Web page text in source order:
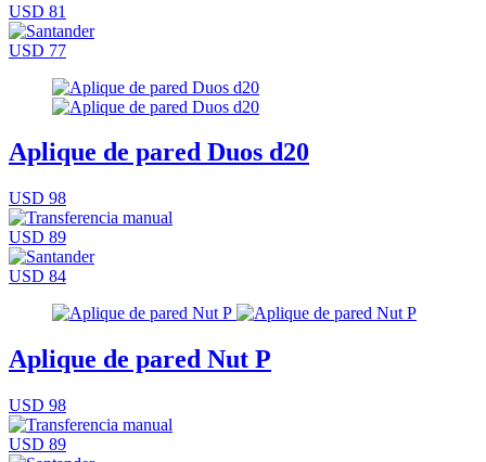
USD 81
USD 77
Aplique de pared Duos d20
USD 98
USD 89
USD 84
Aplique de pared Nut P
USD 98
USD 89